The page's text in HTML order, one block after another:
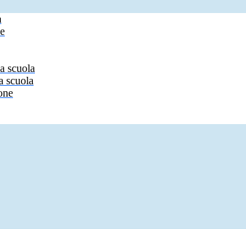
scuola
scuola